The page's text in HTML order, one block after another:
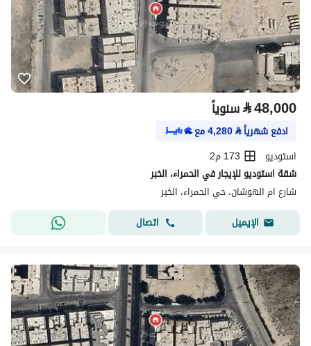
⃁48,000 سنوياً
ادفع شهرياً⃁
4,280مع
استوديو
173 م2
شقة استوديو للإيجار في الحمراء، الخبر
شارع ام الهوشان، حي الحمراء، الخبر
الإيميل
اتصال